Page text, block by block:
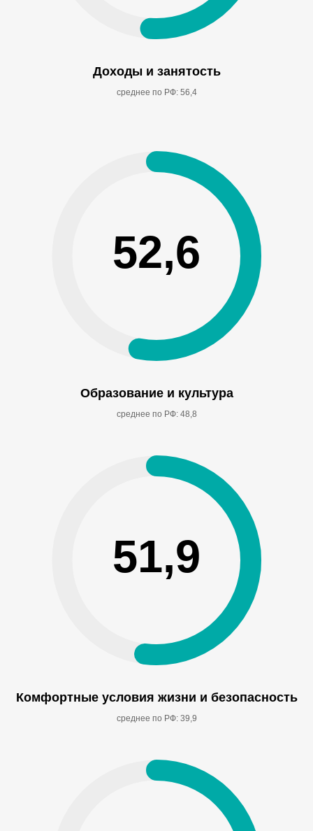
Доходы и занятость
среднее по РФ: 56,4
52,6
Образование и культура
среднее по РФ: 48,8
51,9
Комфортные условия жизни и безопасность
среднее по РФ: 39,9